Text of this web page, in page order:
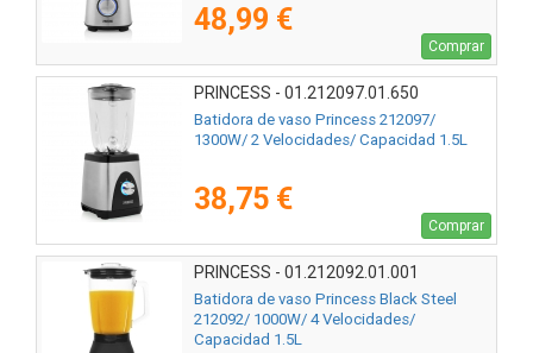
48,99 €
Comprar
PRINCESS - 01.212097.01.650
Batidora de vaso Princess 212097/
1300W/ 2 Velocidades/ Capacidad 1.5L
38,75 €
Comprar
PRINCESS - 01.212092.01.001
Batidora de vaso Princess Black Steel
212092/ 1000W/ 4 Velocidades/
Capacidad 1.5L